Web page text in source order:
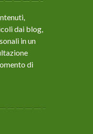
dai blog,
in un
di